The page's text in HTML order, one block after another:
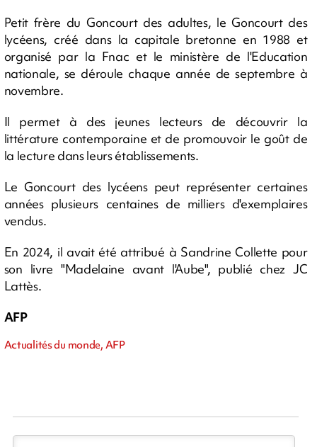
Petit frère du Goncourt des adultes, le Goncourt des
lycéens, créé dans la capitale bretonne en 1988 et
organisé par la Fnac et le ministère de l'Education
nationale, se déroule chaque année de septembre à
novembre.
Il permet à des jeunes lecteurs de découvrir la
littérature contemporaine et de promouvoir le goût de
la lecture dans leurs établissements.
Le Goncourt des lycéens peut représenter certaines
années plusieurs centaines de milliers d'exemplaires
vendus.
En 2024, il avait été attribué à Sandrine Collette pour
son livre "Madelaine avant l'Aube", publié chez JC
Lattès.
AFP
Actualités du monde, AFP